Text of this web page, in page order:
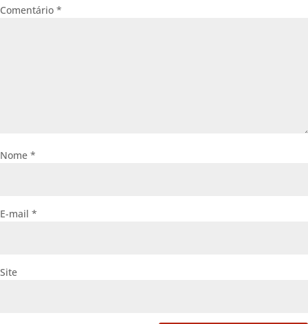
Comentário *
Nome *
E-mail *
Site